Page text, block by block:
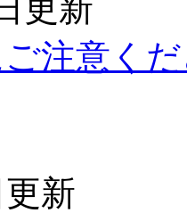
更新
注意く
新